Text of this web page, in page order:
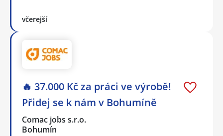
včerejší
🔥 37.000 Kč za práci ve výrobě!
Přidej se k nám v Bohumíně
Comac jobs s.r.o.
Bohumín